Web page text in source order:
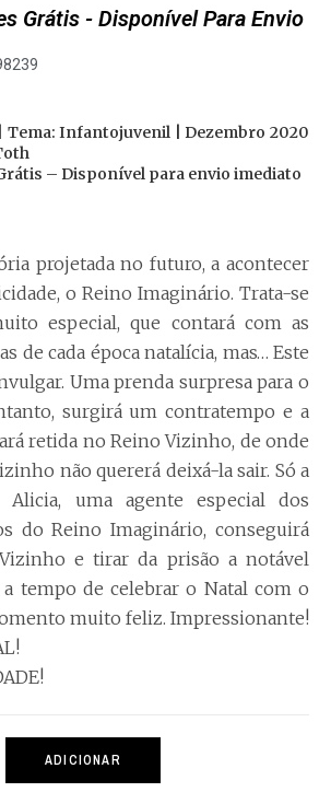
Grátis - Disponível Para Envio
Tema: Infantojuvenil | Dezembro 2020
– Disponível para envio imediato
projetada no futuro, a acontecer
o Reino Imaginário. Trata-se
especial, que contará com as
de cada época natalícia, mas… Este
Uma prenda surpresa para o
surgirá um contratempo e a
retida no Reino Vizinho, de onde
não quererá deixá-la sair. Só a
Alicia, uma agente especial dos
do Reino Imaginário, conseguirá
e tirar da prisão a notável
tempo de celebrar o Natal com o
muito feliz. Impressionante!
ADICIONAR